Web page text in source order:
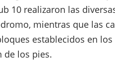
10 realizaron las
mientras que las
establecidos en
de los pies.